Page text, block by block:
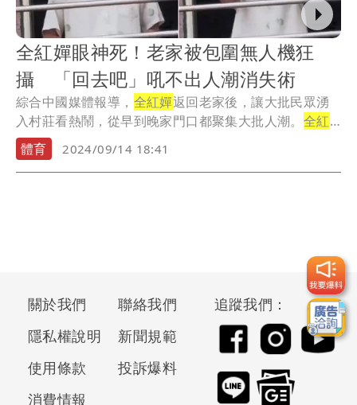
全紅嬋眼神死！老家被包圍無人機狂
攝 「回去吧」吼不出人潮消失術
綜合中國媒體報導， 全紅嬋返回老家後，讓大批民眾湧
入村莊看熱鬧，從早到晚家門口都聚集大批人潮。 全紅
嬋回...
體育 2024/09/14 18:41
關於我們
聯絡我們
隱私權說明
新聞規範
使用條款
投訴爆料
消費情報
追蹤我們：